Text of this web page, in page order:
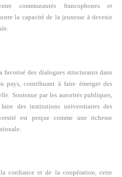
communautés francophones et
la capacité de la jeunesse à devenir
favorisé des dialogues structurants dans
pays, contribuant à faire émerger des
Soutenue par les autorités publiques,
des institutions universitaires des
est perçue comme une richesse
confiance et de la coopération, cette